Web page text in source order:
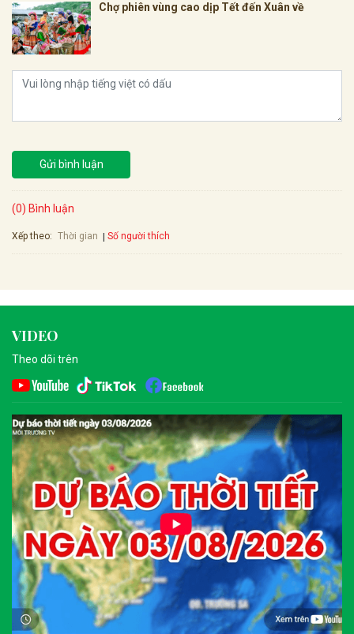
Chợ phiên vùng cao dịp Tết đến Xuân về
Gửi bình luận
(0) Bình luận
Xếp theo: Thời gian Số người thích
VIDEO
Theo dõi trên